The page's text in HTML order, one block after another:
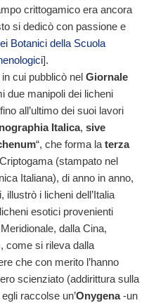
crittogamico era ancora
si dedicò con passione e
Botanici della Scuola
].
cui pubblicò nel Giornale
due manipoli dei licheni
all’ultimo dei suoi lavori
Italica, sive
“, che forma laterza
(stampato nel
Italiana), di anno in anno,
i licheni dell’Italia
esotici provenienti
dalla Cina,
come si rileva dalla
che con merito l’hanno
scienziato (addirittura sulla
raccolse un’Onygena-un